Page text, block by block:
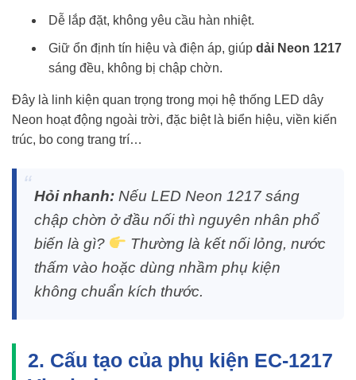
Dễ lắp đặt, không yêu cầu hàn nhiệt.
Giữ ổn định tín hiệu và điện áp, giúp dải Neon 1217
sáng đều, không bị chập chờn.
Đây là linh kiện quan trọng trong mọi hệ thống LED dây
Neon hoạt động ngoài trời, đặc biệt là biển hiệu, viền kiến
trúc, bo cong trang trí…
Hỏi nhanh: Nếu LED Neon 1217 sáng
chập chờn ở đầu nối thì nguyên nhân phổ
biến là gì?
Thường là kết nối lỏng, nước
thấm vào hoặc dùng nhầm phụ kiện
không chuẩn kích thước.
2. Cấu tạo của phụ kiện EC-1217